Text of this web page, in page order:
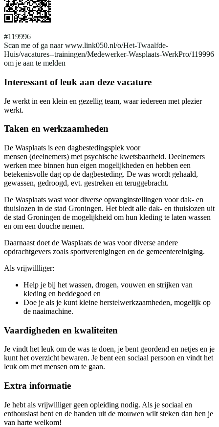
#119996
Scan me of ga naar www.link050.nl/o/Het-Twaalfde-
Huis/vacatures--trainingen/Medewerker-Wasplaats-WerkPro/119996
om je aan te melden
Interessant of leuk aan deze vacature
Je werkt in een klein en gezellig team, waar iedereen met plezier
werkt.
Taken en werkzaamheden
De Wasplaats is een dagbestedingsplek voor
mensen (deelnemers) met psychische kwetsbaarheid. Deelnemers
werken mee binnen hun eigen mogelijkheden en hebben een
betekenisvolle dag op de dagbesteding. De was wordt gehaald,
gewassen, gedroogd, evt. gestreken en teruggebracht.
De Wasplaats wast voor diverse opvanginstellingen voor dak- en
thuislozen in de stad Groningen. Het biedt alle dak- en thuislozen uit
de stad Groningen de mogelijkheid om hun kleding te laten wassen
en om een douche nemen.
Daarnaast doet de Wasplaats de was voor diverse andere
opdrachtgevers zoals sportverenigingen en de gemeentereiniging.
Als vrijwillliger:
Help je bij het wassen, drogen, vouwen en strijken van
kleding en beddegoed en
Doe je als je kunt kleine herstelwerkzaamheden, mogelijk op
de naaimachine.
Vaardigheden en kwaliteiten
Je vindt het leuk om de was te doen, je bent geordend en netjes en je
kunt het overzicht bewaren. Je bent een sociaal persoon en vindt het
leuk om met mensen om te gaan.
Extra informatie
Je hebt als vrijwilliger geen opleiding nodig. Als je sociaal en
enthousiast bent en de handen uit de mouwen wilt steken dan ben je
van harte welkom!